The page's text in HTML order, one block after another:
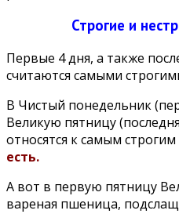
Строгие и
Первые 4 дня, а также
считаются самыми
В Чистый понедельник
Великую пятницу
относятся к самым
есть.
А вот в первую пятницу
вареная пшеница,